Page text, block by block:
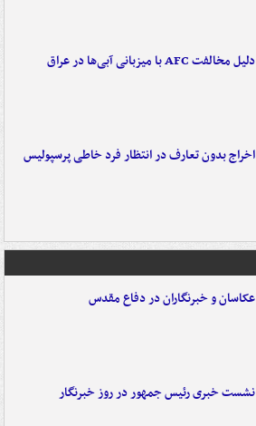
دلیل مخالفت AFC با میزبانی آبی‌ها در عراق
اخراج بدون تعارف در انتظار فرد خاطی پرسپولیس
عکاسان و خبرنگاران در دفاع مقدس
نشست خبری رئیس جمهور در روز خبرنگار